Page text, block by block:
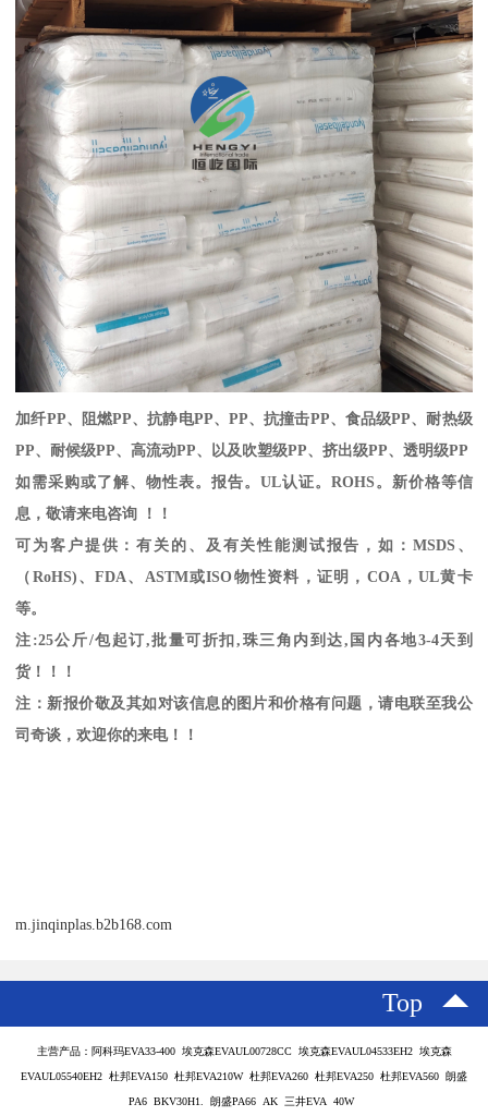
加纤PP、阻燃PP、抗静电PP、 PP、抗撞击PP、食品级PP、耐热级
PP、耐候级PP、高流动PP、以及吹塑级PP、挤出级PP、透明级PP
如需采购或了解、物性表。报告。 UL认证。 ROHS 。新价格等信
息，敬请来电咨询 ！！
可为客户提供：有关的、及有关性能测试报告，如： MSDS 、
（ RoHS) 、FDA、 ASTM或ISO物性资料，证明， COA，UL黄卡
等。
注 :25公斤/包起订,批量可折扣, 珠三角内到达, 国内各地3-4天到
货！！！
注：新报价敬及其如对该信息的图片和价格有问题，请电联至我公
司奇谈，欢迎你的来电！！
m.jinqinplas.b2b168.com
Top
主营产品：阿科玛EVA33-400 埃克森EVAUL00728CC 埃克森EVAUL04533EH2 埃克森
EVAUL05540EH2 杜邦EVA150 杜邦EVA210W 杜邦EVA260 杜邦EVA250 杜邦EVA560 朗盛
PA6 BKV30H1. 朗盛PA66 AK 三井EVA 40W